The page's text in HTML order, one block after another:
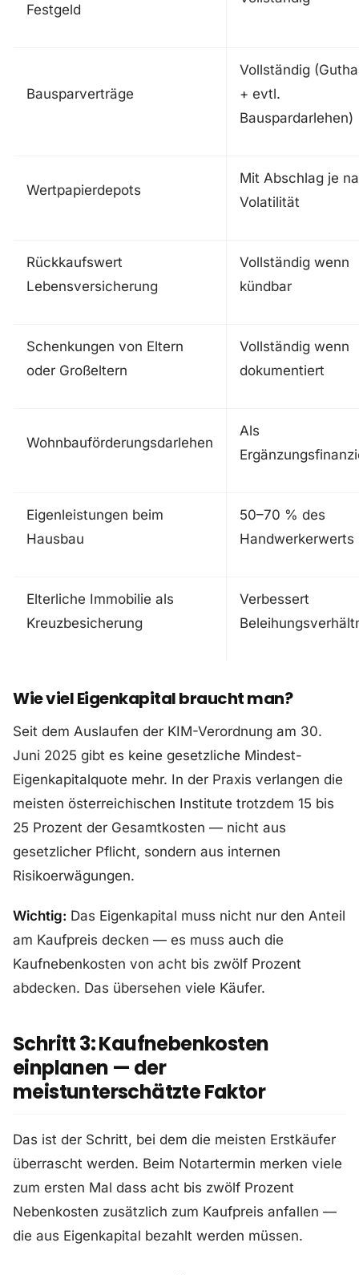
Festgeld
Bausparverträge
Vollständig
+ evtl.
Bauspardarlehen)
Wertpapierdepots
Mit Abschlag je
Volatilität
Rückkaufswert
Lebensversicherung
Vollständig wenn
kündbar
Schenkungen von Eltern
oder Großeltern
Vollständig wenn
dokumentiert
Wohnbauförderungsdarlehen
Als
Eigenleistungen beim
Hausbau
50–70 % des
Handwerkerwerts
Elterliche Immobilie als
Kreuzbesicherung
Verbessert
Wie viel Eigenkapital braucht man?
Seit dem Auslaufen der KIM-Verordnung am 30.
Juni 2025 gibt es keine gesetzliche Mindest-
Eigenkapitalquote mehr. In der Praxis verlangen die
meisten österreichischen Institute trotzdem 15 bis
25 Prozent der Gesamtkosten — nicht aus
gesetzlicher Pflicht, sondern aus internen
Risikoerwägungen.
Wichtig: Das Eigenkapital muss nicht nur den Anteil
am Kaufpreis decken — es muss auch die
Kaufnebenkosten von acht bis zwölf Prozent
abdecken. Das übersehen viele Käufer.
Schritt 3: Kaufnebenkosten
einplanen — der
meistunterschätzte Faktor
Das ist der Schritt, bei dem die meisten Erstkäufer
überrascht werden. Beim Notartermin merken viele
zum ersten Mal dass acht bis zwölf Prozent
Nebenkosten zusätzlich zum Kaufpreis anfallen —
die aus Eigenkapital bezahlt werden müssen.